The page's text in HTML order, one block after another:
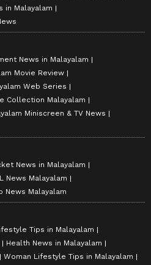
in Malayalam
News in Malayalam
Movie Review
Web Series
Collection Malayalam
Miniscreen & TV News
News in Malayalam
News Malayalam
News Malayalam
Tips in Malayalam
Health News in Malayalam
Woman Lifestyle Tips in Malayalam